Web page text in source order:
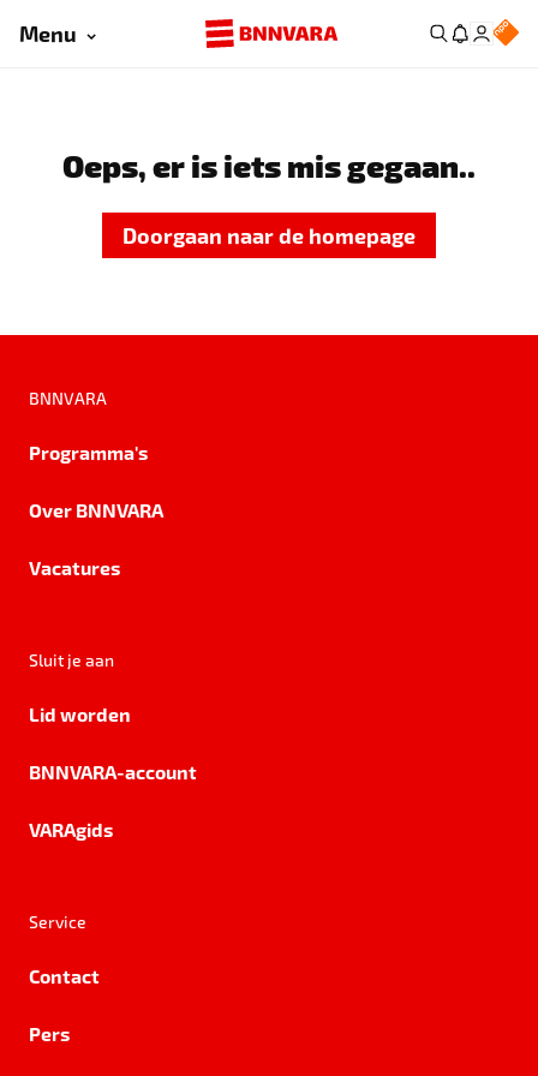
Menu
Oeps, er is iets mis gegaan..
Doorgaan naar de homepage
BNNVARA
Programma's
Over BNNVARA
Vacatures
Sluit je aan
Lid worden
BNNVARA-account
VARAgids
Service
Contact
Pers